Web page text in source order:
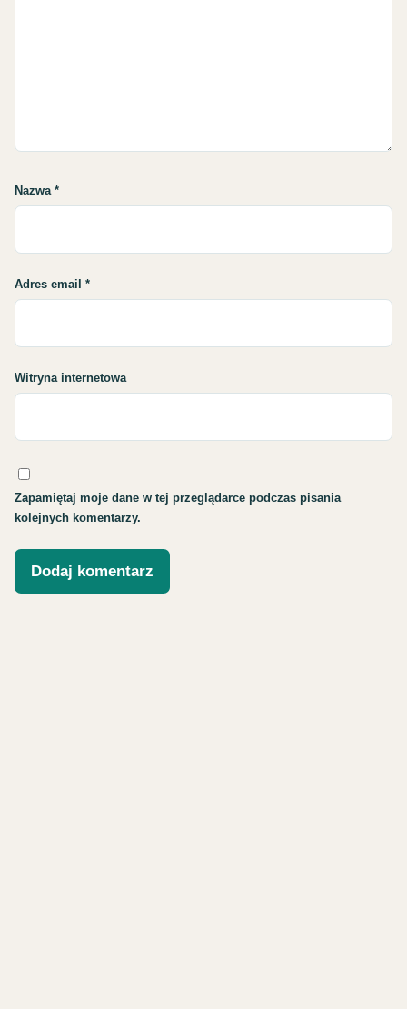
Nazwa *
Adres email *
Witryna internetowa
Zapamiętaj moje dane w tej przeglądarce podczas pisania
kolejnych komentarzy.